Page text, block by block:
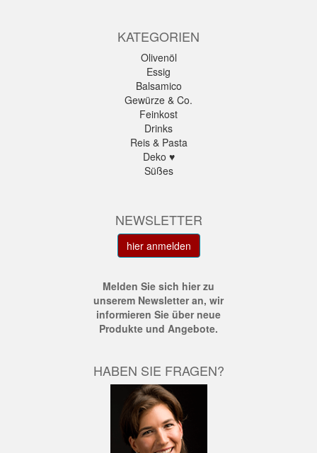
KATEGORIEN
Olivenöl
Essig
Balsamico
Gewürze & Co.
Feinkost
Drinks
Reis & Pasta
Deko ♥
Süßes
NEWSLETTER
hier anmelden
Melden Sie sich hier zu
unserem Newsletter an, wir
informieren Sie über neue
Produkte und Angebote.
HABEN SIE FRAGEN?